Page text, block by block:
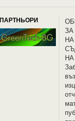
ПАРТНЬОРИ
НА